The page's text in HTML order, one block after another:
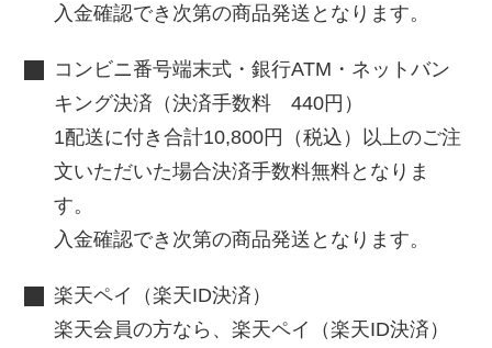
入金確認でき次第の商品発送となります。
コンビニ番号端末式・銀行ATM・ネットバン
キング決済（決済手数料 440円）
1配送に付き合計10,800円（税込）以上のご注
文いただいた場合決済手数料無料となりま
す。
入金確認でき次第の商品発送となります。
楽天ペイ（楽天ID決済）
楽天会員の方なら、楽天ペイ（楽天ID決済）